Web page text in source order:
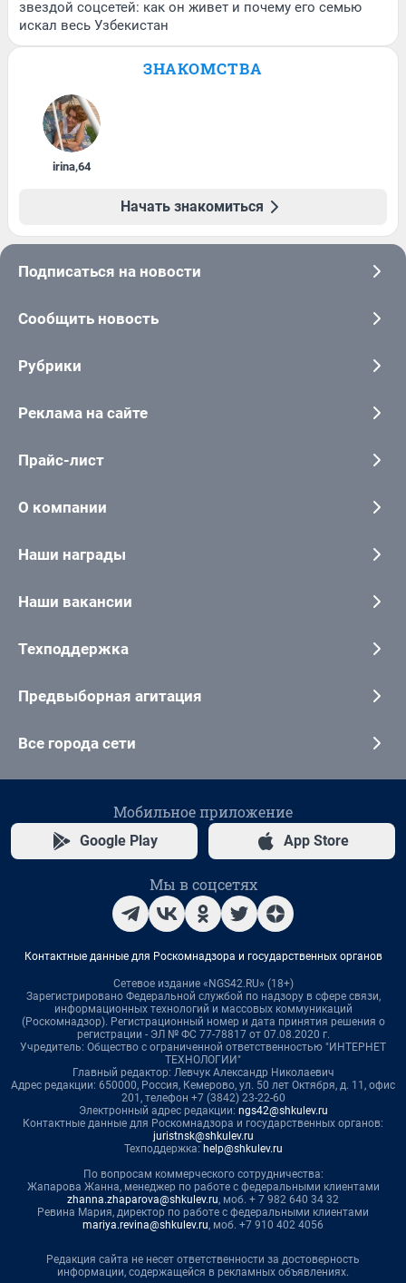
звездой соцсетей: как он живет и почему его семью
искал весь Узбекистан
ЗНАКОМСТВА
irina,64
Начать знакомиться
Подписаться на новости
Сообщить новость
Рубрики
Реклама на сайте
Прайс-лист
О компании
Наши награды
Наши вакансии
Техподдержка
Предвыборная агитация
Все города сети
Мобильное приложение
Google Play App Store
Мы в соцсетях
Контактные данные для Роскомнадзора и государственных органов
Сетевое издание «NGS42.RU» (18+)
Зарегистрировано Федеральной службой по надзору в сфере связи,
информационных технологий и массовых коммуникаций
(Роскомнадзор). Регистрационный номер и дата принятия решения о
регистрации - ЭЛ № ФС 77-78817 от 07.08.2020 г.
Учредитель: Общество с ограниченной ответственностью "ИНТЕРНЕТ
ТЕХНОЛОГИИ"
Главный редактор: Левчук Александр Николаевич
Адрес редакции: 650000, Россия, Кемерово, ул. 50 лет Октября, д. 11, офис
201, телефон +7 (3842) 23-22-60
Электронный адрес редакции: ngs42@shkulev.ru
Контактные данные для Роскомнадзора и государственных органов:
juristnsk@shkulev.ru
Техподдержка: help@shkulev.ru
По вопросам коммерческого сотрудничества:
Жапарова Жанна, менеджер по работе с федеральными клиентами
zhanna.zhaparova@shkulev.ru, моб. + 7 982 640 34 32
Ревина Мария, директор по работе с федеральными клиентами
mariya.revina@shkulev.ru, моб. +7 910 402 4056
Редакция сайта не несет ответственности за достоверность
информации, содержащейся в рекламных объявлениях.